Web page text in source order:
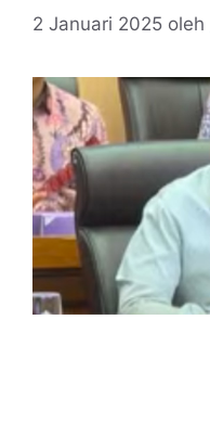
2 Januari 2025 oleh